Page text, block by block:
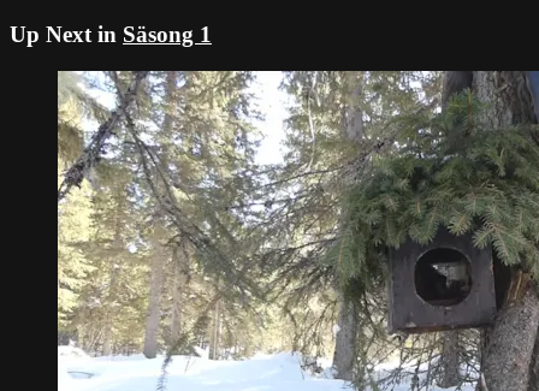
Up Next in Säsong 1